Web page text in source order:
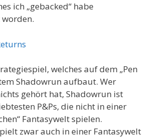
ich „gebacked“ habe
welches auf dem „Pen
Shadowrun aufbaut. Wer
gehört hat, Shadowrun ist
P&Ps, die nicht in einer
Fantasywelt spielen.
zwar auch in einer Fantasywelt